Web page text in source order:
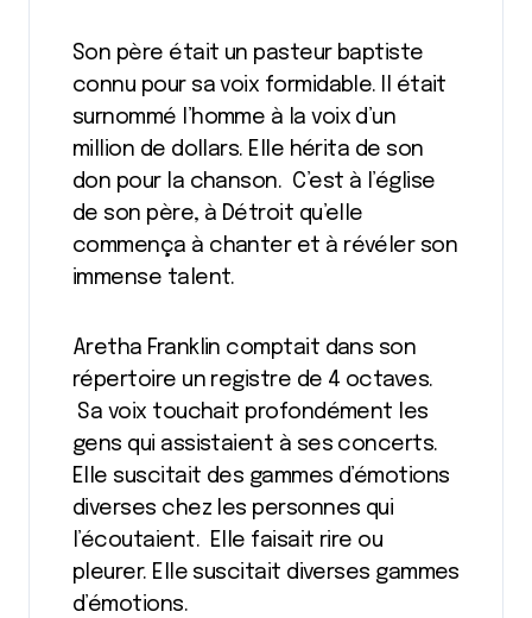
Son père était un pasteur baptiste
connu pour sa voix formidable. Il était
surnommé l’homme à la voix d’un
million de dollars. Elle hérita de son
don pour la chanson. C’est à l’église
de son père, à Détroit qu’elle
commença à chanter et à révéler son
immense talent.
Aretha Franklin comptait dans son
répertoire un registre de 4 octaves.
Sa voix touchait profondément les
gens qui assistaient à ses concerts.
Elle suscitait des gammes d’émotions
diverses chez les personnes qui
l’écoutaient. Elle faisait rire ou
pleurer. Elle suscitait diverses gammes
d’émotions.